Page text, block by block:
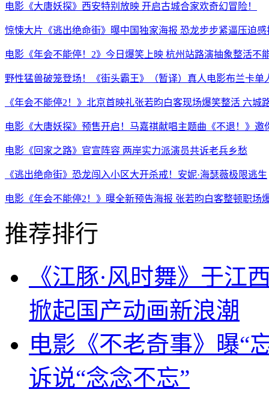
电影《大唐妖探》西安特别放映 开启古城合家欢奇幻冒险！
惊悚大片《逃出绝命街》曝中国独家海报 恐龙步步紧逼压迫感
电影《年会不能停！2》今日爆笑上映 杭州站路演抽象整活不
野性猛兽破笼登场！《街头霸王》（暂译）真人电影布兰卡单
《年会不能停2！》北京首映礼张若昀白客现场爆笑整活 六城
电影《大唐妖探》预售开启！马嘉祺献唱主题曲《不退！》邀
电影《回家之路》官宣阵容 两岸实力派演员共诉老兵乡愁
《逃出绝命街》恐龙闯入小区大开杀戒！安妮·海瑟薇极限逃生
电影《年会不能停2！》曝全新预告海报 张若昀白客整顿职场
推荐排行
《江豚·风时舞》于江
掀起国产动画新浪潮
电影《不老奇事》曝“
诉说“念念不忘”